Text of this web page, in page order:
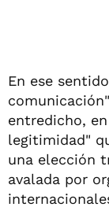
En ese
entredicho,
legitimidad"
una elección
avalada por